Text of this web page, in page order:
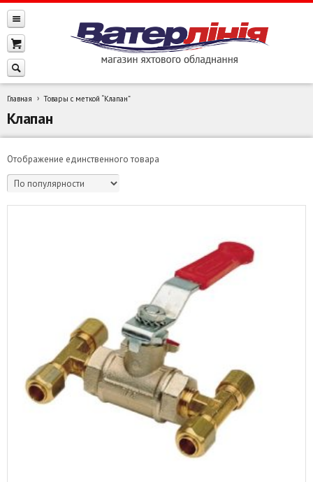
Главная Товары с меткой “Клапан”
Клапан
Отображение единственного товара